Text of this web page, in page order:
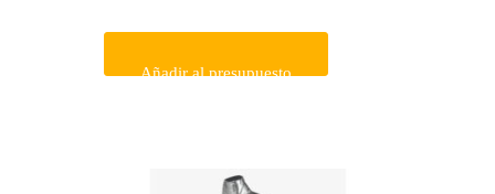
Añadir al presupuesto